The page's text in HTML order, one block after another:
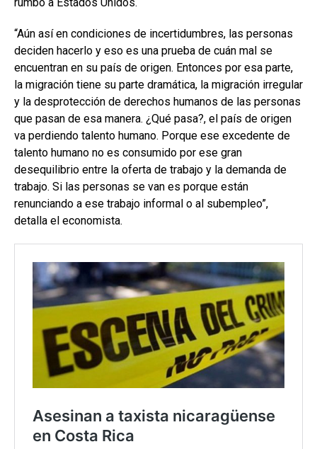
rumbo a Estados Unidos.
“Aún así en condiciones de incertidumbres, las personas
deciden hacerlo y eso es una prueba de cuán mal se
encuentran en su país de origen. Entonces por esa parte,
la migración tiene su parte dramática, la migración irregular
y la desprotección de derechos humanos de las personas
que pasan de esa manera. ¿Qué pasa?, el país de origen
va perdiendo talento humano. Porque ese excedente de
talento humano no es consumido por ese gran
desequilibrio entre la oferta de trabajo y la demanda de
trabajo. Si las personas se van es porque están
renunciando a ese trabajo informal o al subempleo”,
detalla el economista.